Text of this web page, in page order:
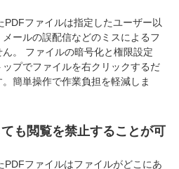
ファイルは指定したユーザー以
ールの誤配信などのミスによるフ
。 ファイルの暗号化と権限設定
プでファイルを右クリックするだ
簡単操作で作業負担を軽減しま
も閲覧を禁止することが可
PDFファイルはファイルがどこにあ